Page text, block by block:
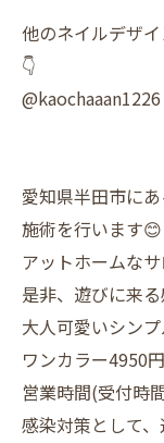
他のネイルデザ
👇
@kaochaaan1226
愛知県半田市に
施術を行います😊
アットホームな
是非、遊びに来
大人可愛いシン
ワンカラー4950
営業時間(受付時
感染対策として、